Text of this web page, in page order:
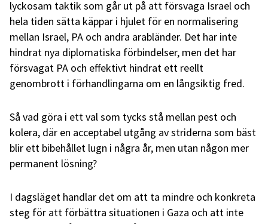
lyckosam taktik som går ut på att försvaga Israel och
hela tiden sätta käppar i hjulet för en normalisering
mellan Israel, PA och andra arabländer. Det har inte
hindrat nya diplomatiska förbindelser, men det har
försvagat PA och effektivt hindrat ett reellt
genombrott i förhandlingarna om en långsiktig fred.
Så vad göra i ett val som tycks stå mellan pest och
kolera, där en acceptabel utgång av striderna som bäst
blir ett bibehållet lugn i några år, men utan någon mer
permanent lösning?
I dagsläget handlar det om att ta mindre och konkreta
steg för att förbättra situationen i Gaza och att inte